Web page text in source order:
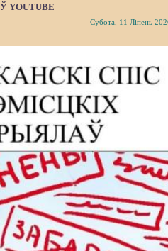
Субота, 11 Ліпень